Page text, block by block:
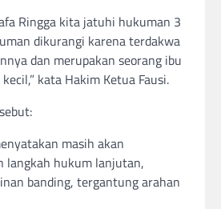
Ringga kita jatuhi hukuman 3
dikurangi karena terdakwa
dan merupakan seorang ibu
kata Hakim Ketua Fausi.
masih akan
langkah hukum lanjutan,
banding, tergantung arahan